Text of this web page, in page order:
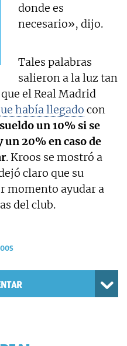
donde es
necesario», dijo.
Tales palabras
salieron a la luz tan
el Real Madrid
había llegado con
un 10% si se
20% en caso de
. Kroos se mostró a
claro que su
momento ayudar a
del club.